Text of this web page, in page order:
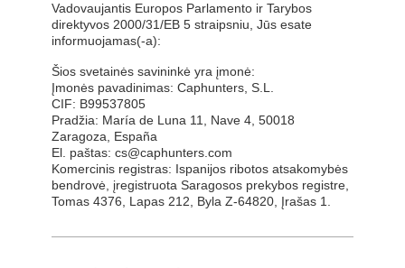
Vadovaujantis Europos Parlamento ir Tarybos
direktyvos 2000/31/EB 5 straipsniu, Jūs esate
informuojamas(-a):
Šios svetainės savininkė yra įmonė:
Įmonės pavadinimas: Caphunters, S.L.
CIF: B99537805
Pradžia: María de Luna 11, Nave 4, 50018
Zaragoza, España
El. paštas: cs@caphunters.com
Komercinis registras: Ispanijos ribotos atsakomybės
bendrovė, įregistruota Saragosos prekybos registre,
Tomas 4376, Lapas 212, Byla Z-64820, Įrašas 1.